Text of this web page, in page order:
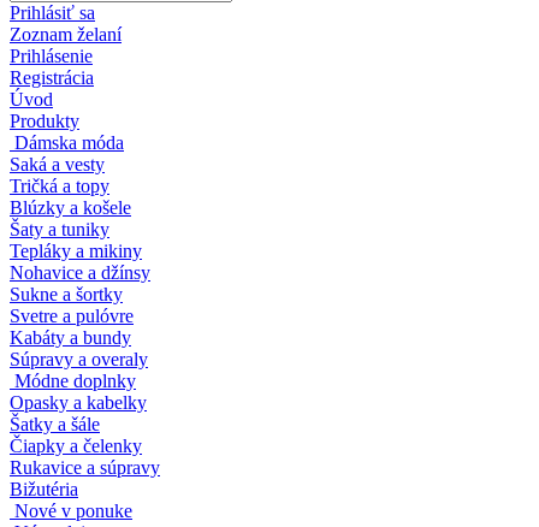
Prihlásiť sa
Zoznam želaní
Prihlásenie
Registrácia
Úvod
Produkty
Dámska móda
Saká a vesty
Tričká a topy
Blúzky a košele
Šaty a tuniky
Tepláky a mikiny
Nohavice a džínsy
Sukne a šortky
Svetre a pulóvre
Kabáty a bundy
Súpravy a overaly
Módne doplnky
Opasky a kabelky
Šatky a šále
Čiapky a čelenky
Rukavice a súpravy
Bižutéria
Nové v ponuke